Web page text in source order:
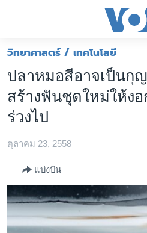
ต่อ
ข้าม
ไป
เนื้อหา
หลัก
ไป
ข้าม
ไป
โลก
เอเชีย
ไทย
ธุรกิจ
วิทยาศาสตร์
สังคมและสุขภาพ
วิทยาศาสตร์ / เทคโนโลยี
ปลาหมอสีอาจเป็นกุ
สร้างฟันชุดใหม่ให้ง
ร่วงไป
ตุลาคม 23, 2558
แบ่งปัน